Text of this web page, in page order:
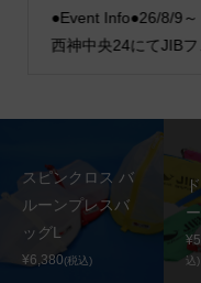
●Event Info●26/8/9
西神中央24にてJIBフ
スピンクロス バ
ルーンプレスバ
ッグL
¥6,380(税込)
込)